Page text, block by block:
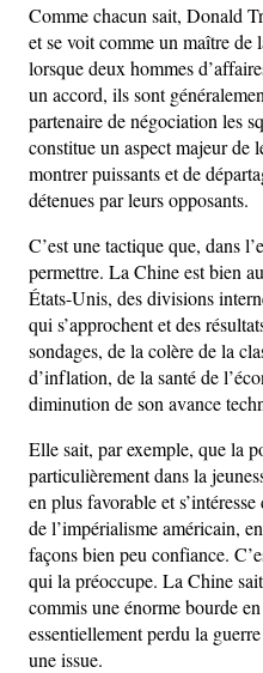
Comme chacun sait, Donald
et se voit comme un maître de
lorsque deux hommes
un accord, ils sont
partenaire de négociation les
constitue un aspect majeur de
montrer puissants et de
détenues par leurs opposants.
C’est une tactique que, dans
permettre. La Chine est bien
États-Unis, des divisions
qui s’approchent et des
sondages, de la colère de la
d’inflation, de la santé de
diminution de son avance
Elle sait, par exemple, que la
particulièrement dans la
en plus favorable et
de l’impérialisme américain,
façons bien peu confiance.
qui la préoccupe. La Chine
commis une énorme bourde
essentiellement perdu la
une issue.